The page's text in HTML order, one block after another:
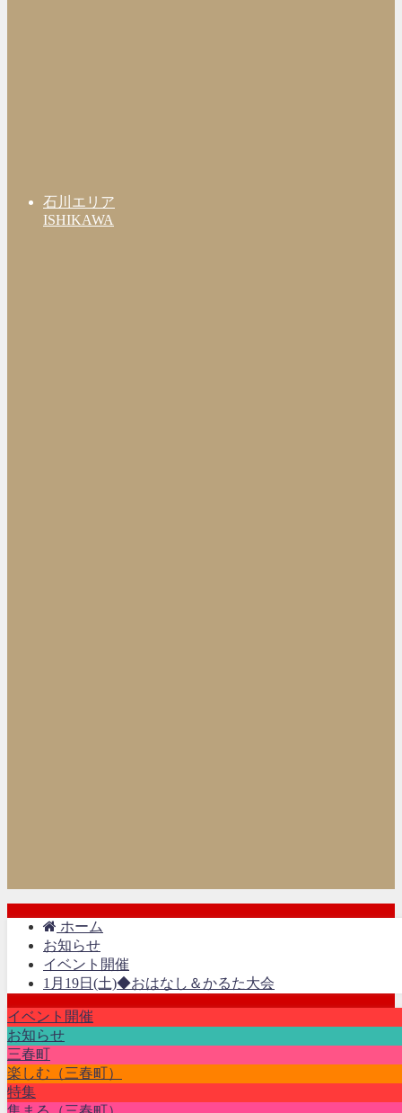
石川エリア
ISHIKAWA
ホーム
お知らせ
イベント開催
1月19日(土)◆おはなし＆かるた大会
イベント開催
お知らせ
三春町
楽しむ（三春町）
特集